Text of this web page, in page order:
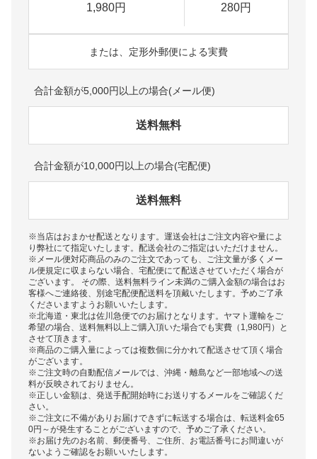
1,980円 280円
または、定形外郵便による実費
合計金額が5,000円以上の場合(メール便)
送料無料
合計金額が10,000円以上の場合(宅配便)
送料無料
※当店はおまかせ配送となります。運送会社はご注文内容や量によ
り弊社にて指定いたします。配送会社のご指定はいただけません。
※メール便対応商品のみのご注文であっても、ご注文量が多くメー
ル便規定に収まらない場合、宅配便にて配送させていただく場合が
ございます。 その際、送料無料ライン未満のご購入金額の場合はお
客様へご連絡後、別途宅配便配送料を頂戴いたします。予めご了承
くださいますようお願いいたします。
※北海道・東北は佐川急便でのお届けとなります。ヤマト運輸をご
希望の場合、送料無料以上ご購入頂いた場合でも実費（1,980円）と
させて頂きます。
※商品のご購入量によっては複数個に分かれて配送させて頂く場合
がございます。
※ご注文時の自動配信メールでは、沖縄・離島など一部地域への送
料が反映されておりません。
※正しい金額は、発送手配開始時にお送りするメールをご確認くだ
さい。
※ご注文に不備がありお届けできずに転送する場合は、転送料金65
0円～が発生することがございますので、予めご了承ください。
※お届け先のお名前、郵便番号、ご住所、お電話番号にお間違いが
ないようご確認をお願いいたします。